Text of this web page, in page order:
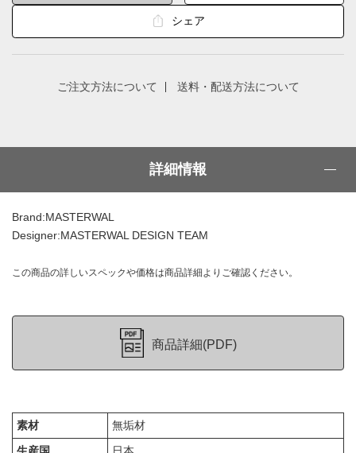
シェア
ご注文方法について 送料・配送方法について
詳細情報
Brand:MASTERWAL
Designer:MASTERWAL DESIGN TEAM
この商品の詳しいスペックや価格は商品詳細よりご確認ください。
商品詳細(PDF)
素材
無垢材